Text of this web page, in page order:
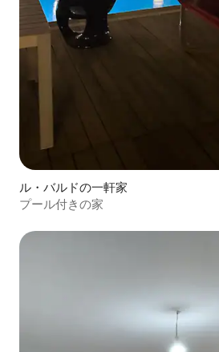
ル・バルドの一軒家
プール付きの家